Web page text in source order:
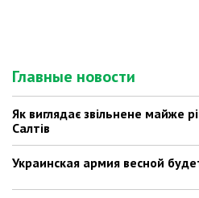
Главные новости
Як виглядає звільнене майже
Салтів
Украинская армия весной